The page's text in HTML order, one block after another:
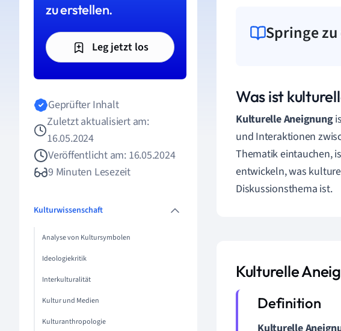
zu erstellen.
Leg jetzt los
Geprüfter Inhalt
Zuletzt aktualisiert am:
16.05.2024
Veröffentlicht am: 16.05.2024
9 Minuten Lesezeit
Kulturwissenschaft
Analyse von Kultursymbolen
Ideologiekritik
Interkulturalität
Kultur und Medien
Kulturanthropologie
Springe
Was ist
Kulturelle Aneignung
und Interaktionen
Thematik eintauchen,
entwickeln, was
Diskussionsthema ist.
Kulturelle